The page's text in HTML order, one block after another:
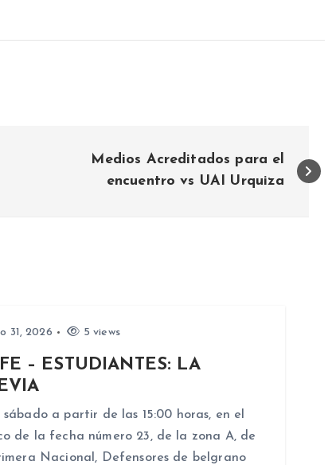
Medios Acreditados para el
encuentro vs UAI Urquiza
31, 2026 5 views
– ESTUDIANTES: LA
sábado a partir de las 15:00 horas, en el
de la fecha número 23, de la zona A, de
Nacional, Defensores de belgrano